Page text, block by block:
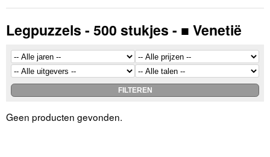
Legpuzzels - 500 stukjes - ■ Venetië
Geen producten gevonden.